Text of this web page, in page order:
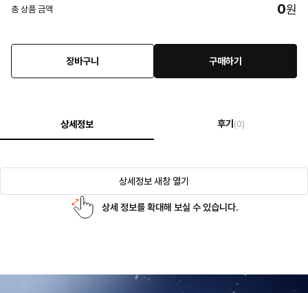
총 상품 금액 0원
장바구니 구매하기
상세정보 후기 (0)
상세정보 새창 열기
상세 정보를 확대해 보실 수 있습니다.